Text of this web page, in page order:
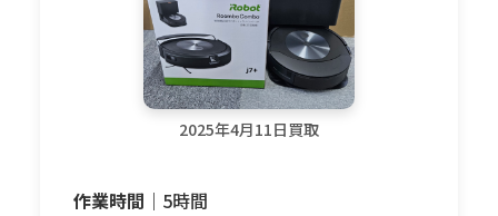
2025年4月11日買取
作業時間｜ 5時間